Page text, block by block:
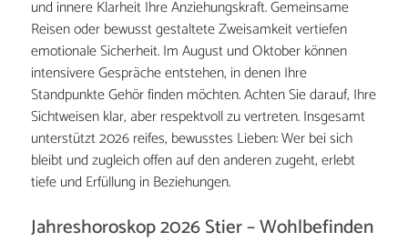
und innere Klarheit Ihre Anziehungskraft. Gemeinsame
Reisen oder bewusst gestaltete Zweisamkeit vertiefen
emotionale Sicherheit. Im August und Oktober können
intensivere Gespräche entstehen, in denen Ihre
Standpunkte Gehör finden möchten. Achten Sie darauf, Ihre
Sichtweisen klar, aber respektvoll zu vertreten. Insgesamt
unterstützt 2026 reifes, bewusstes Lieben: Wer bei sich
bleibt und zugleich offen auf den anderen zugeht, erlebt
tiefe und Erfüllung in Beziehungen.
Jahreshoroskop 2026 Stier – Wohlbefinden